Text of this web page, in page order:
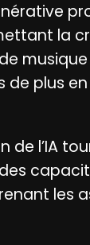
la
de plus
de l’IA
les